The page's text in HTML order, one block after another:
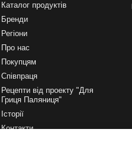
Каталог продуктів
Бренди
Регіони
Про нас
Покупцям
Співпраця
Рецепти від проекту "Для
Гриця Паляниця"
Історії
Контакти